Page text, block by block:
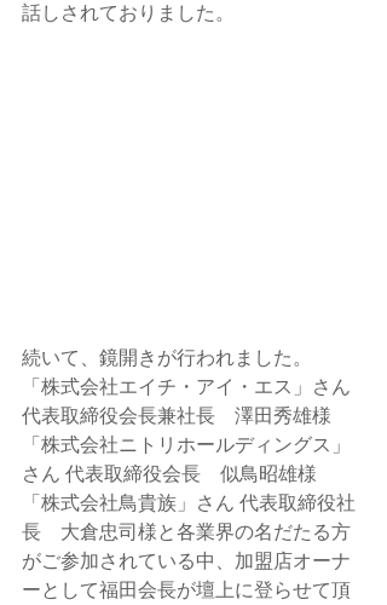
話しされておりました。
続いて、鏡開きが行われました。
「株式会社エイチ・アイ・エス」さん
代表取締役会長兼社長　澤田秀雄様
「株式会社ニトリホールディングス」
さん 代表取締役会長　似鳥昭雄様
「株式会社鳥貴族」さん 代表取締役社
長　大倉忠司様と各業界の名だたる方
がご参加されている中、加盟店オーナ
ーとして福田会長が壇上に登らせて頂